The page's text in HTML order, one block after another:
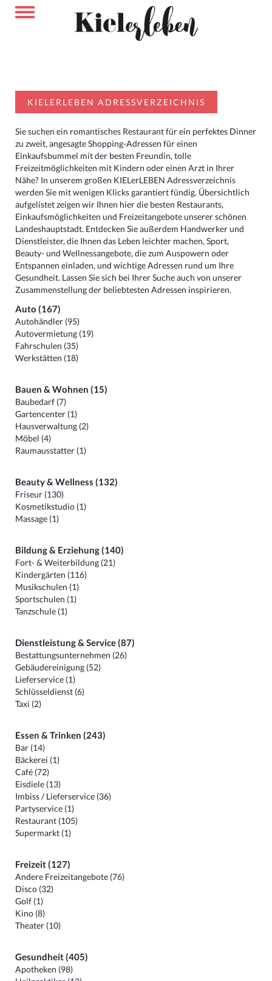
KIELERLEBEN ADRESSVERZEICHNIS
Sie suchen ein romantisches Restaurant für ein perfektes Dinner
zu zweit, angesagte Shopping-Adressen für einen
Einkaufsbummel mit der besten Freundin, tolle
Freizeitmöglichkeiten mit Kindern oder einen Arzt in Ihrer
Nähe? In unserem großen KIELerLEBEN Adressverzeichnis
werden Sie mit wenigen Klicks garantiert fündig. Übersichtlich
aufgelistet zeigen wir Ihnen hier die besten Restaurants,
Einkaufsmöglichkeiten und Freizeitangebote unserer schönen
Landeshauptstadt. Entdecken Sie außerdem Handwerker und
Dienstleister, die Ihnen das Leben leichter machen, Sport,
Beauty- und Wellnessangebote, die zum Auspowern oder
Entspannen einladen, und wichtige Adressen rund um Ihre
Gesundheit. Lassen Sie sich bei Ihrer Suche auch von unserer
Zusammenstellung der beliebtesten Adressen inspirieren.
Auto (167)
Autohändler (95)
Autovermietung (19)
Fahrschulen (35)
Werkstätten (18)
Bauen & Wohnen (15)
Baubedarf (7)
Gartencenter (1)
Hausverwaltung (2)
Möbel (4)
Raumausstatter (1)
Beauty & Wellness (132)
Friseur (130)
Kosmetikstudio (1)
Massage (1)
Bildung & Erziehung (140)
Fort- & Weiterbildung (21)
Kindergärten (116)
Musikschulen (1)
Sportschulen (1)
Tanzschule (1)
Dienstleistung & Service (87)
Bestattungsunternehmen (26)
Gebäudereinigung (52)
Lieferservice (1)
Schlüsseldienst (6)
Taxi (2)
Essen & Trinken (243)
Bar (14)
Bäckerei (1)
Café (72)
Eisdiele (13)
Imbiss / Lieferservice (36)
Partyservice (1)
Restaurant (105)
Supermarkt (1)
Freizeit (127)
Andere Freizeitangebote (76)
Disco (32)
Golf (1)
Kino (8)
Theater (10)
Gesundheit (405)
Apotheken (98)